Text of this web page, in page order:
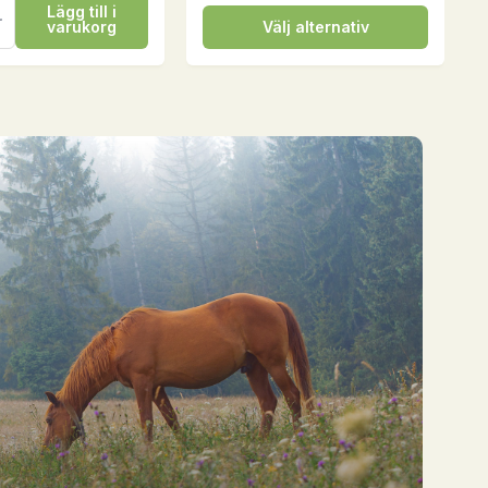
Lägg till i
varukorg
Välj alternativ
Den
här
produkten
varianter.
De
olika
alternativen
kan
väljas
på
produktsidan